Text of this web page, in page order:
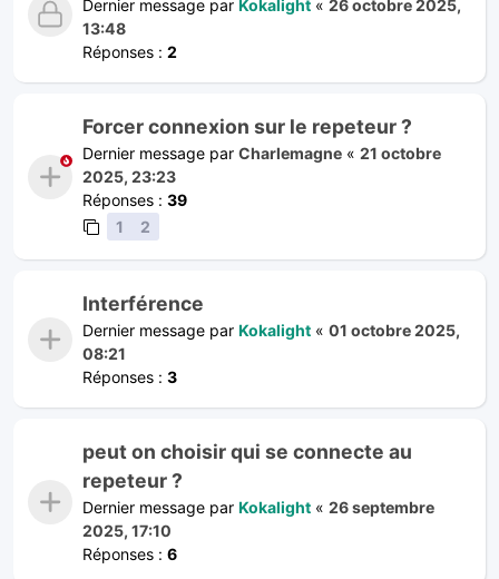
Dernier message par Kokalight « 26 octobre 2025,
13:48
Réponses : 2
Forcer connexion sur le repeteur ?
Dernier message par Charlemagne « 21 octobre
2025, 23:23
Réponses : 39
1
2
Interférence
Dernier message par Kokalight « 01 octobre 2025,
08:21
Réponses : 3
peut on choisir qui se connecte au
repeteur ?
Dernier message par Kokalight « 26 septembre
2025, 17:10
Réponses : 6